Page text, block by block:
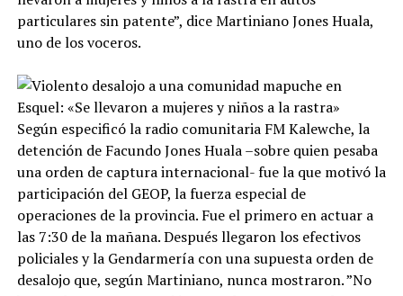
particulares sin patente”, dice Martiniano Jones Huala,
uno de los voceros.
Según especificó la radio comunitaria FM Kalewche, la
detención de Facundo Jones Huala –sobre quien pesaba
una orden de captura internacional- fue la que motivó la
participación del GEOP, la fuerza especial de
operaciones de la provincia. Fue el primero en actuar a
las 7:30 de la mañana. Después llegaron los efectivos
policiales y la Gendarmería con una supuesta orden de
desalojo que, según Martiniano, nunca mostraron. ”No